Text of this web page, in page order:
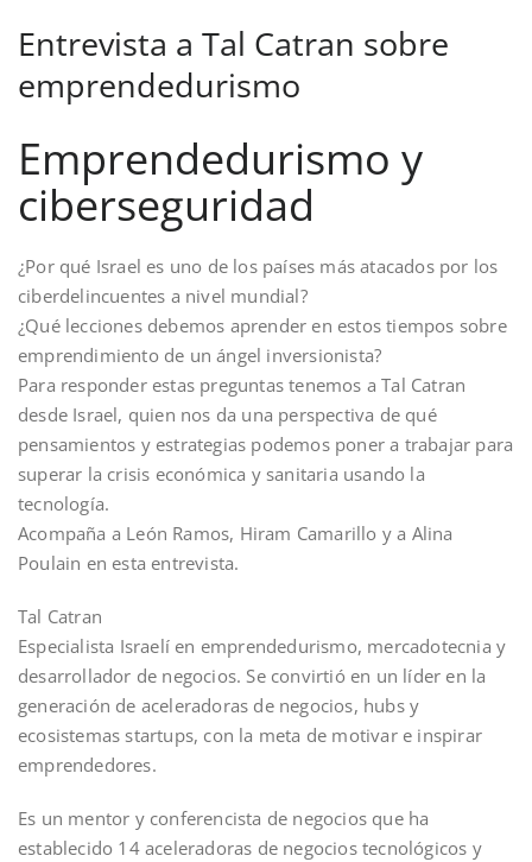
Entrevista a Tal Catran sobre
emprendedurismo
Emprendedurismo y
ciberseguridad
¿Por qué Israel es uno de los países más atacados por los
ciberdelincuentes a nivel mundial?
¿Qué lecciones debemos aprender en estos tiempos sobre
emprendimiento de un ángel inversionista?
Para responder estas preguntas tenemos a Tal Catran
desde Israel, quien nos da una perspectiva de qué
pensamientos y estrategias podemos poner a trabajar para
superar la crisis económica y sanitaria usando la
tecnología.
Acompaña a León Ramos, Hiram Camarillo y a Alina
Poulain en esta entrevista.
Tal Catran
Especialista Israelí en emprendedurismo, mercadotecnia y
desarrollador de negocios. Se convirtió en un líder en la
generación de aceleradoras de negocios, hubs y
ecosistemas startups, con la meta de motivar e inspirar
emprendedores.
Es un mentor y conferencista de negocios que ha
establecido 14 aceleradoras de negocios tecnológicos y